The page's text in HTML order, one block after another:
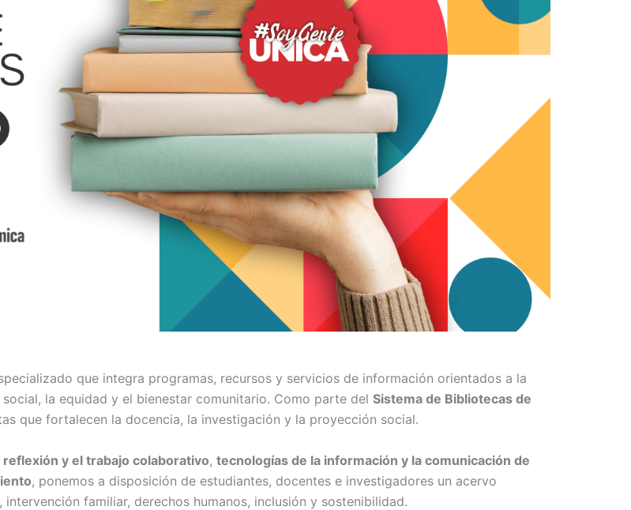
que integra programas, recursos y servicios de información orientados a la
la equidad y el bienestar comunitario. Como parte del Sistema de Bibliotecas de
que fortalecen la docencia, la investigación y la proyección social.
y el trabajo colaborativo, tecnologías de la información y la comunicación de
, ponemos a disposición de estudiantes, docentes e investigadores un acervo
familiar, derechos humanos, inclusión y sostenibilidad.